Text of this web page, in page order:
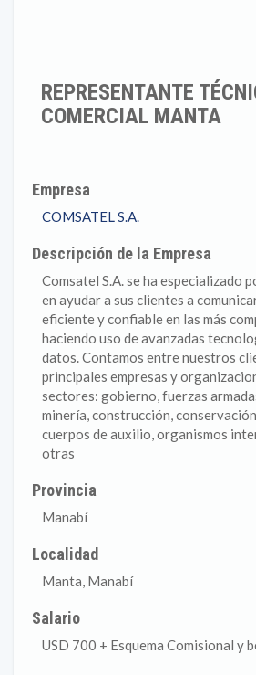
REPRESENTANTE
COMERCIAL MANTA
Empresa
COMSATEL S.A.
Descripción de la Empresa
Comsatel S.A. se ha especializado
en ayudar a sus clientes a
eficiente y confiable en las más
haciendo uso de avanzadas
datos. Contamos entre nuestros
principales empresas y
sectores: gobierno, fuerzas
minería, construcción,
cuerpos de auxilio, organismos
otras
Provincia
Manabí
Localidad
Manta, Manabí
Salario
USD 700 + Esquema Comisional y